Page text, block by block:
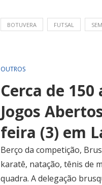
BOTUVERA FUTSAL
OUTROS
Cerca de
Jogos
feira (3) em
Berço da competição,
karatê, natação, tênis de
quadra. A delegação